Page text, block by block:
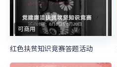
可商用
红色扶贫知识竞赛答题活动